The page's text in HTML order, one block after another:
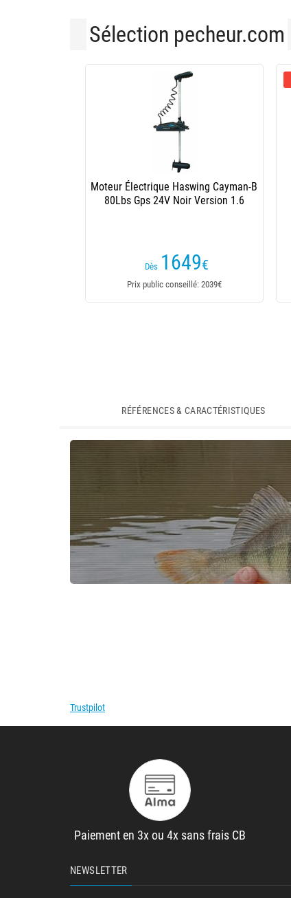
Sélection pecheur.com
Moteur Électrique Haswing Cayman-B
80Lbs Gps 24V Noir Version 1.6
Dès 1649€
Prix public conseillé: 2039€
RÉFÉRENCES & CARACTÉRISTIQUES
Trustpilot
Paiement en 3x ou 4x sans frais CB
NEWSLETTER